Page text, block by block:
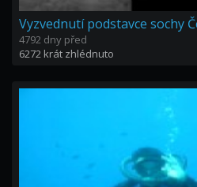
4792 dny před
6272 krát zhlédnuto